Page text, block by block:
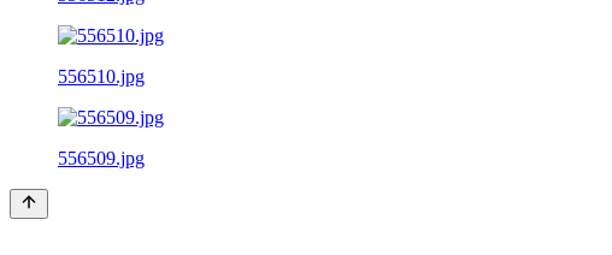
556510.jpg
556509.jpg